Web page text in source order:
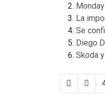
La
Se
Diego
Skoda